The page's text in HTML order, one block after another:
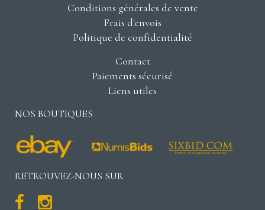
Conditions générales de vente
Frais d'envois
Politique de confidentialité
Contact
Paiements sécurisé
Liens utiles
NOS BOUTIQUES
RETROUVEZ-NOUS SUR